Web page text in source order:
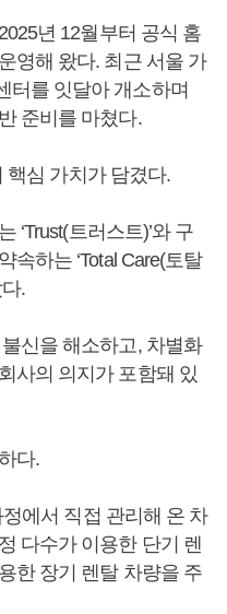
년 12월부터 공식 홈
영해 왔다. 최근 서울 가
터를 잇달아 개소하며
준비를 마쳤다.
핵심 가치가 담겼다.
‘Trust(트러스트)’와 구
속하는 ‘Total Care(토탈
.
신을 해소하고, 차별화
사의 의지가 포함돼 있
다.
정에서 직접 관리해 온 차
다수가 이용한 단기 렌
한 장기 렌탈 차량을 주